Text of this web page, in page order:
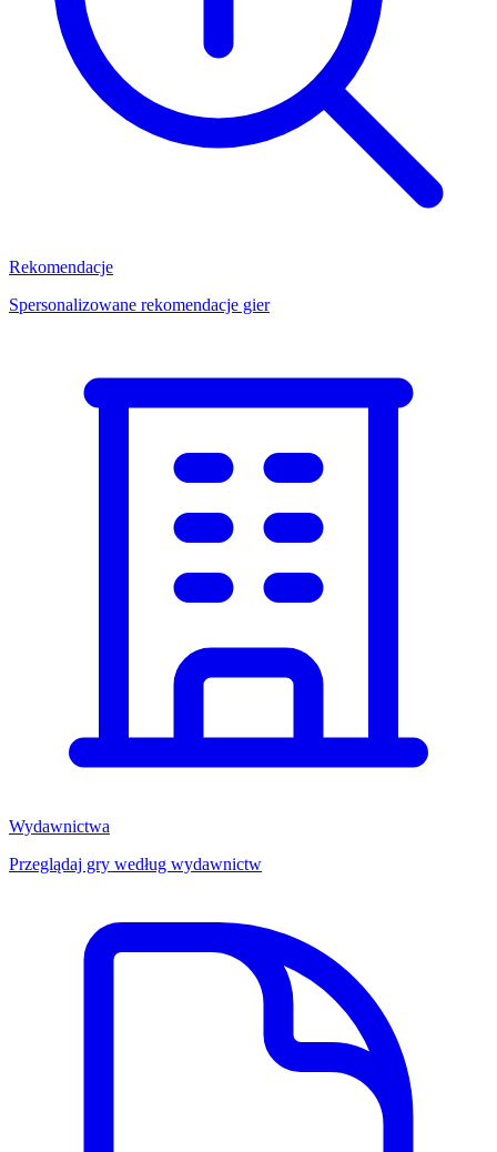
Rekomendacje
Spersonalizowane rekomendacje gier
Wydawnictwa
Przeglądaj gry według wydawnictw